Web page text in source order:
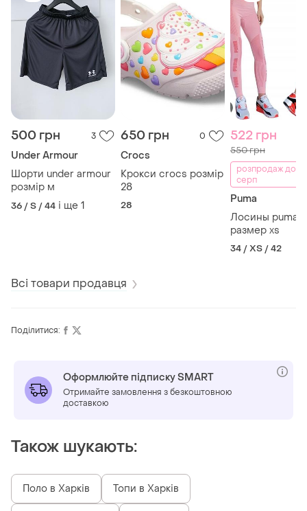
500 грн 3
Under Armour
Шорти under armour
розмір м
36 / S / 44 і ще 1
650 грн 0
Crocs
Крокси crocs розмір
28
28
522 грн
550 грн
розпродаж до
серп
Puma
Лосины puma
размер xs
34 / XS / 42
Всі товари продавця
Поділитися:
Оформлюйте підписку SMART
Отримайте замовлення з безкоштовною
доставкою
Також шукають:
Поло в Харків Топи в Харків